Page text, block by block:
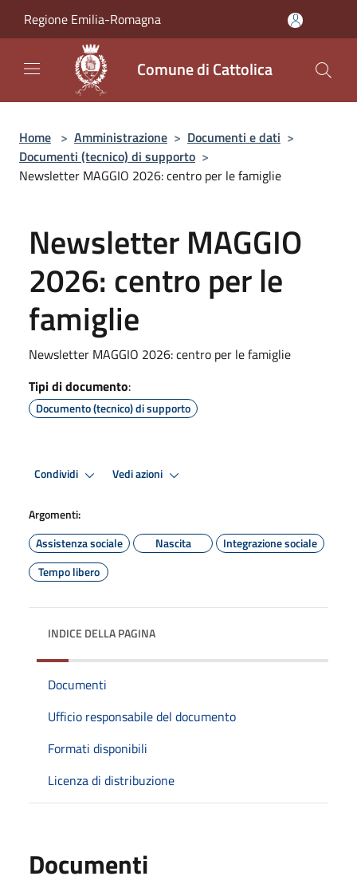
Regione Emilia-Romagna
Comune di Cattolica
Home > Amministrazione > Documenti e dati >
Documenti (tecnico) di supporto >
Newsletter MAGGIO 2026: centro per le famiglie
Newsletter MAGGIO
2026: centro per le
famiglie
Newsletter MAGGIO 2026: centro per le famiglie
Tipi di documento:
Documento (tecnico) di supporto
Condividi Vedi azioni
Argomenti:
Assistenza sociale
Nascita
Integrazione sociale
Tempo libero
INDICE DELLA PAGINA
Documenti
Ufficio responsabile del documento
Formati disponibili
Licenza di distribuzione
Documenti